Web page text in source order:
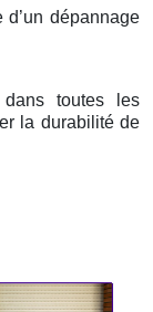
dépannage
toutes les
la durabilité de